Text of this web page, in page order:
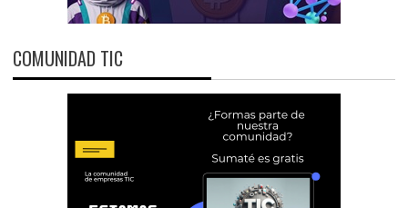
COMUNIDAD TIC